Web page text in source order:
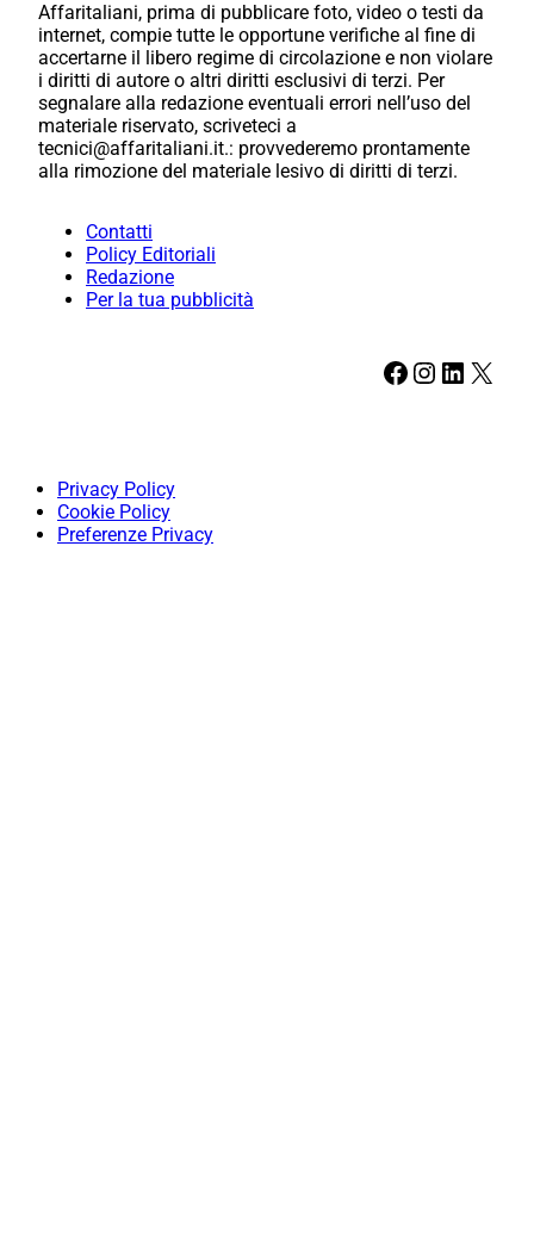
Affaritaliani, prima di pubblicare foto, video o testi da
internet, compie tutte le opportune verifiche al fine di
accertarne il libero regime di circolazione e non violare
i diritti di autore o altri diritti esclusivi di terzi. Per
segnalare alla redazione eventuali errori nell’uso del
materiale riservato, scriveteci a
tecnici@affaritaliani.it.: provvederemo prontamente
alla rimozione del materiale lesivo di diritti di terzi.
Contatti
Policy Editoriali
Redazione
Per la tua pubblicità
Facebook Instagram LinkedIn X
Privacy Policy
Cookie Policy
Preferenze Privacy